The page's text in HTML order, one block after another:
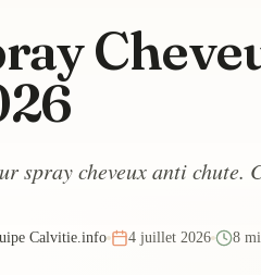
spray cheveux anti chute.
Calvitie.info 4 juillet 2026 8